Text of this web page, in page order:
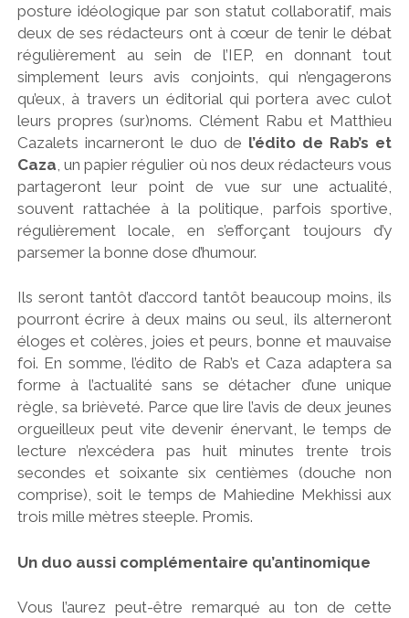
posture idéologique par son statut collaboratif, mais
deux de ses rédacteurs ont à cœur de tenir le débat
régulièrement au sein de l’IEP, en donnant tout
simplement leurs avis conjoints, qui n’engagerons
qu’eux, à travers un éditorial qui portera avec culot
leurs propres (sur)noms. Clément Rabu et Matthieu
Cazalets incarneront le duo de l’édito de Rab’s et
Caza , un papier régulier où nos deux rédacteurs vous
partageront leur point de vue sur une actualité,
souvent rattachée à la politique, parfois sportive,
régulièrement locale, en s’efforçant toujours d’y
parsemer la bonne dose d’humour.
Ils seront tantôt d’accord tantôt beaucoup moins, ils
pourront écrire à deux mains ou seul, ils alterneront
éloges et colères, joies et peurs, bonne et mauvaise
foi. En somme, l’édito de Rab’s et Caza adaptera sa
forme à l’actualité sans se détacher d’une unique
règle, sa brièveté. Parce que lire l’avis de deux jeunes
orgueilleux peut vite devenir énervant, le temps de
lecture n’excédera pas huit minutes trente trois
secondes et soixante six centièmes (douche non
comprise), soit le temps de Mahiedine Mekhissi aux
trois mille mètres steeple. Promis.
Un duo aussi complémentaire qu’antinomique
Vous l’aurez peut-être remarqué au ton de cette